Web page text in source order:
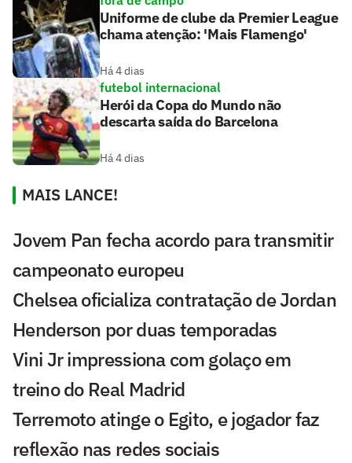
Uniforme de clube da Premier League
chama atenção: 'Mais Flamengo'
Há 4 dias
futebol internacional
Herói da Copa do Mundo não
descarta saída do Barcelona
Há 4 dias
MAIS LANCE!
Jovem Pan fecha acordo para transmitir
campeonato europeu
Chelsea oficializa contratação de Jordan
Henderson por duas temporadas
Vini Jr impressiona com golaço em
treino do Real Madrid
Terremoto atinge o Egito, e jogador faz
reflexão nas redes sociais